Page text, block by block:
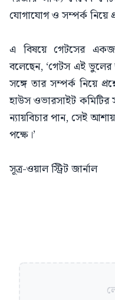
যোগাযোগ ও সম্পর্ক নিয়ে
এ বিষয়ে গেটসের
বলেছেন, ‘গেটস এই ভুলের
সঙ্গে তার সম্পর্ক নিয়ে
হাউস ওভারসাইট কমিটির
ন্যায়বিচার পান, সেই
পক্ষে।’
সূত্র-ওয়াল স্ট্রিট জার্নাল